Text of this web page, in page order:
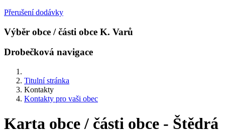
Přerušení dodávky
Výběr obce / části obce K. Varů
Drobečková navigace
Titulní stránka
Kontakty
Kontakty pro vaši obec
Karta obce / části obce - Štědrá